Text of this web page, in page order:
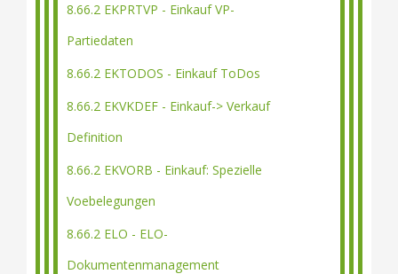
8.66.2 EKPRTVP - Einkauf VP-
Partiedaten
8.66.2 EKTODOS - Einkauf ToDos
8.66.2 EKVKDEF - Einkauf-> Verkauf
Definition
8.66.2 EKVORB - Einkauf: Spezielle
Voebelegungen
8.66.2 ELO - ELO-
Dokumentenmanagement